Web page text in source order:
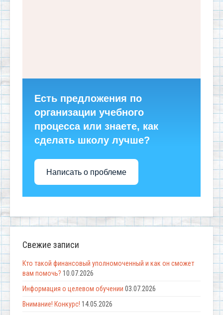
Есть предложения по
организации учебного
процесса или знаете, как
сделать школу лучше?
Написать о проблеме
Свежие записи
Кто такой финансовый уполномоченный и как он сможет
вам помочь? 10.07.2026
Информация о целевом обучении 03.07.2026
Внимание! Конкурс! 14.05.2026